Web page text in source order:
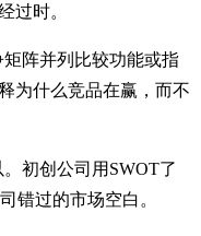
过时。
矩阵并列比较功能或指
为什么竞品在赢，而不
初创公司用SWOT了
错过的市场空白。